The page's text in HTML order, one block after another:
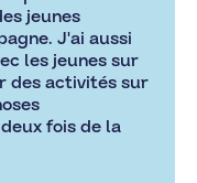
jeunes
J'ai aussi
les jeunes sur
des activités sur
fois de la